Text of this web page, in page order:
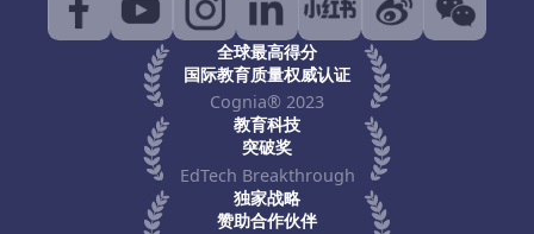
全球最高得分
国际教育质量权威认证
Cognia® 2023
教育科技
突破奖
EdTech Breakthrough
独家战略
赞助合作伙伴